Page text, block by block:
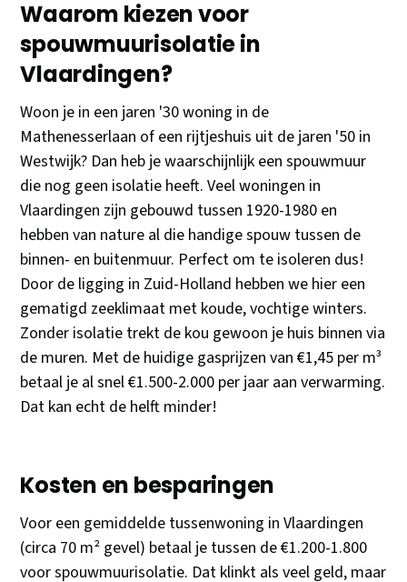
Waarom kiezen voor
spouwmuurisolatie in
Vlaardingen?
Woon je in een jaren '30 woning in de
Mathenesserlaan of een rijtjeshuis uit de jaren '50 in
Westwijk? Dan heb je waarschijnlijk een spouwmuur
die nog geen isolatie heeft. Veel woningen in
Vlaardingen zijn gebouwd tussen 1920-1980 en
hebben van nature al die handige spouw tussen de
binnen- en buitenmuur. Perfect om te isoleren dus!
Door de ligging in Zuid-Holland hebben we hier een
gematigd zeeklimaat met koude, vochtige winters.
Zonder isolatie trekt de kou gewoon je huis binnen via
de muren. Met de huidige gasprijzen van €1,45 per m³
betaal je al snel €1.500-2.000 per jaar aan verwarming.
Dat kan echt de helft minder!
Kosten en besparingen
Voor een gemiddelde tussenwoning in Vlaardingen
(circa 70 m² gevel) betaal je tussen de €1.200-1.800
voor spouwmuurisolatie. Dat klinkt als veel geld, maar